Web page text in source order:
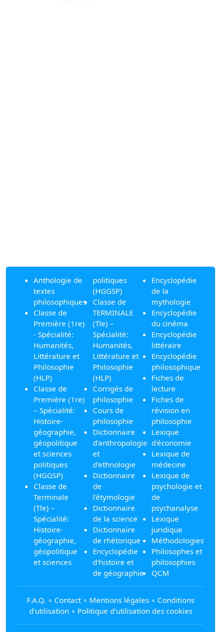
Anthologie de
textes
philosophiques
Classe de
Première (1re)
- Spécialité:
Humanités,
Littérature et
Philosophie
(HLP)
Classe de
Première (1re)
– Spécialité:
Histoire-
géographie,
géopolitique
et sciences
politiques
(HGGSP)
Classe de
Terminale
(Tle) –
Spécialité:
Histoire-
géographie,
géopolitique
et sciences
politiques
(HGGSP)
Classe de
TERMINALE
(Tle) –
Spécialité:
Humanités,
Littérature et
Philosophie
(HLP)
Corrigés de
philosophie
Cours de
philosophie
Dictionnaire
d'anthropologie
et
d'ethnologie
Dictionnaire
de
l'étymologie
Dictionnaire
de la science
Dictionnaire
de rhétorique
Encyclopédie
d'histoire et
de géographie
Encyclopédie
de la
mythologie
Encyclopédie
du cinéma
Encyclopédie
littéraire
Encyclopédie
philosophique
Fiches de
lecture
Fiches de
révision en
philosophie
Lexique
d'économie
Lexique de
médecine
Lexique de
psychologie et
de
psychanalyse
Lexique
juridique
Méthodologies
Philosophes et
philosophies
QCM
F.A.Q. ∘ Contact∘ Mentions légales ∘ Conditions
d'utilisation∘ Politique d’utilisation des cookies